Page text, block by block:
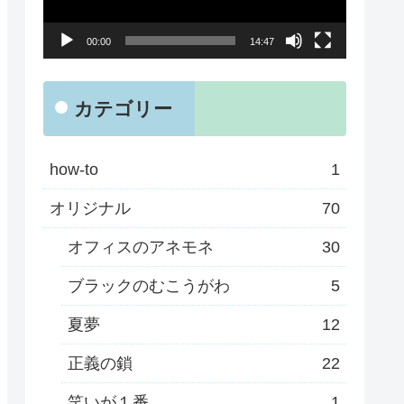
00:00 14:47
カテゴリー
how-to 1
オリジナル 70
オフィスのアネモネ 30
ブラックのむこうがわ 5
夏夢 12
正義の鎖 22